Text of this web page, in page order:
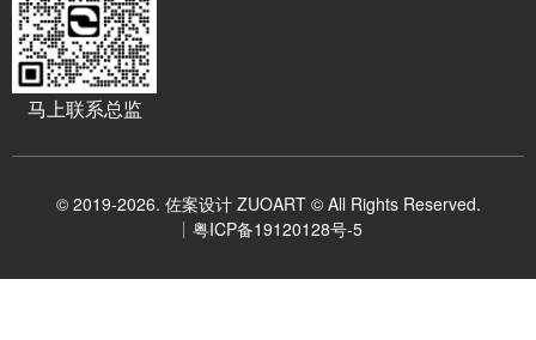
马上联系总监
© 2019-2026. 佐案设计 ZUOART © All Rights Reserved.
粤ICP备19120128号-5